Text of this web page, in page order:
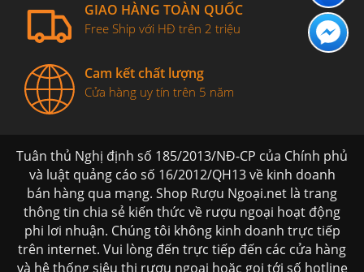
GIAO HÀNG TOÀN QUỐC
Free Ship với HĐ trên 2 triệu
Cam kết chất lượng
Cửa hàng uy tín trên 5 năm
Tuân thủ Nghị định số 185/2013/NĐ-CP của Chính phủ
và luật quảng cáo số 16/2012/QH13 về kinh doanh
bán hàng qua mạng. Shop Rượu Ngoại.net là trang
thông tin chia sẻ kiến thức về rượu ngoại hoạt động
phi lơi nhuận. Chúng tôi không kinh doanh trực tiếp
trên internet. Vui lòng đến trực tiếp đến các cửa hàng
và hệ thống siêu thị rượu ngoại hoặc gọi tới số hotline